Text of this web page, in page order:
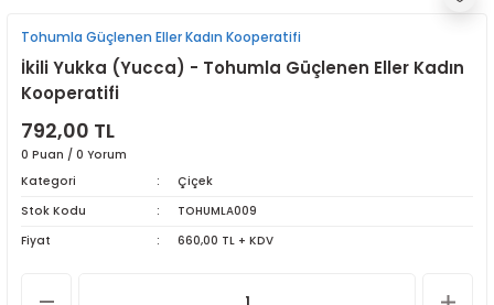
Tohumla Güçlenen Eller Kadın Kooperatifi
İkili Yukka (Yucca) - Tohumla Güçlenen Eller Kadın
Kooperatifi
792,00 TL
0 Puan / 0 Yorum
Kategori
Çiçek
Stok Kodu
TOHUMLA009
Fiyat
660,00 TL + KDV